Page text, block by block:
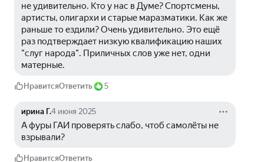
не удивительно. Кто у нас в Думе? Спортсмены,
артисты, олигархи и старые маразматики. Как же
раньше то ездили? Очень удивительно. Это ещё
раз подтверждает низкую квалификацию наших
"слуг народа". Приличных слов уже нет, одни
матерные.
НравитсяОтветить 5
ирина Г.4 июня 2025
А фуры ГАИ проверять слабо, чтоб самолёты не
взрывали?
НравитсяОтветить